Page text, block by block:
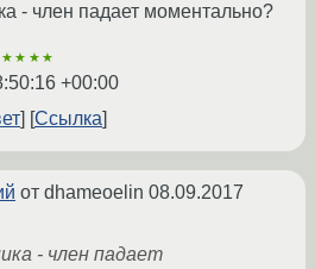
- член падает моментально?
+00:00
Ссылка
от dhameoelin 08.09.2017
- член падает